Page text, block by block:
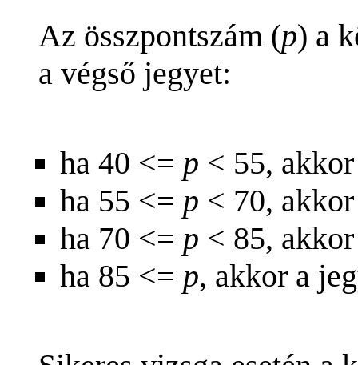
Az összpontszám (p) a
a végső jegyet:
ha 40 <= p < 55,
ha 55 <= p < 70,
ha 70 <= p < 85,
ha 85 <= p, akkor a